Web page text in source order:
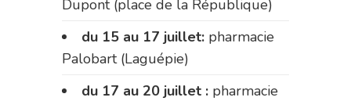
Dupont (place de la République)
du 15 au 17 juillet: pharmacie
Palobart (Laguépie)
du 17 au 20 juillet : pharmacie